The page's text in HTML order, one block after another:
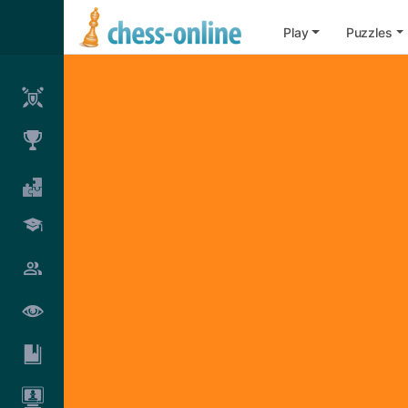
Play Puzzles